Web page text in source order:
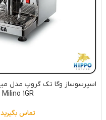
Milino 1GR
تماس بگیرید